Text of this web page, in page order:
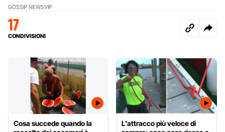
GOSSIP NEWSVIP
17
CONDIVISIONI
Cosa succede quando la
L'attracco più veloce di